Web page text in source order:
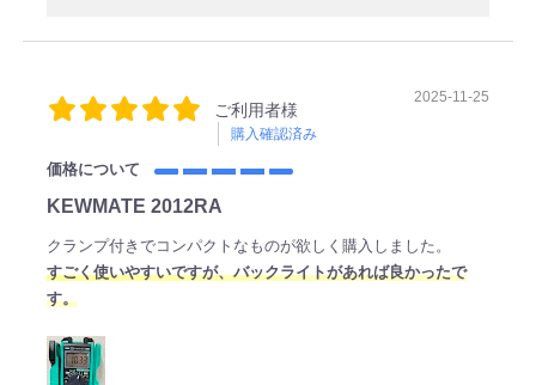
ご利用者様
購入確認済み
2025-11-25
価格について
KEWMATE 2012RA
クランプ付きでコンパクトなものが欲しく購入しました。
すごく使いやすいですが、バックライトがあれば良かったで
す。